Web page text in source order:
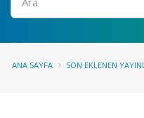
ANA SAYFA SON EKLENEN